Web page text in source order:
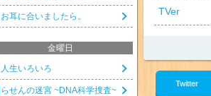
TVer
Twitter
お耳に合いましたら。
金曜日
人生いろいろ
らせんの迷宮 ~DNA科学捜査~